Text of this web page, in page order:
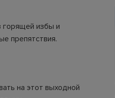
горящей избы и
препятствия.
на этот выходной